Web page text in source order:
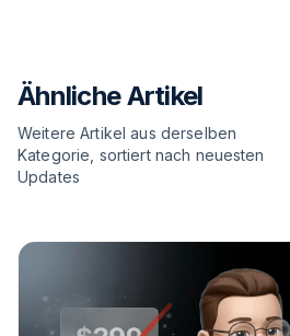
Ähnliche Artikel
Weitere Artikel aus derselben
Kategorie, sortiert nach neuesten
Updates